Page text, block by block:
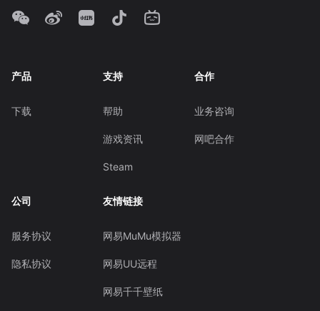
产品
下载
支持
帮助
游戏资讯
Steam
合作
业务咨询
网吧合作
公司
服务协议
隐私协议
友情链接
网易MuMu模拟器
网易UU远程
网易千千壁纸